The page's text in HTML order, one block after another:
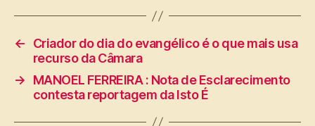
←
Criador do dia do evangélico é o que mais usa
recurso da Câmara
→
MANOEL FERREIRA : Nota de Esclarecimento
contesta reportagem da Isto É